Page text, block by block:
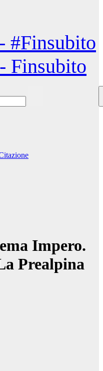
#Finsubito
Finsubito
Impero.
Prealpina